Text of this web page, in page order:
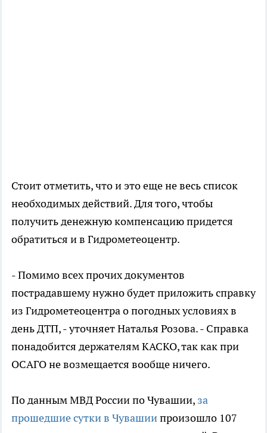
Стоит отметить, что и это еще не весь список
необходимых действий. Для того, чтобы
получить денежную компенсацию придется
обратиться и в Гидрометеоцентр.
- Помимо всех прочих документов
пострадавшему нужно будет приложить справку
из Гидрометеоцентра о погодных условиях в
день ДТП, - уточняет Наталья Розова. - Справка
понадобится держателям КАСКО, так как при
ОСАГО не возмещается вообще ничего.
По данным МВД России по Чувашии, за
прошедшие сутки в Чувашиипроизошло 107